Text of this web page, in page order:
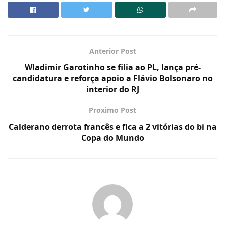
Anterior Post
Wladimir Garotinho se filia ao PL, lança pré-
candidatura e reforça apoio a Flávio Bolsonaro no
interior do RJ
Proximo Post
Calderano derrota francês e fica a 2 vitórias do bi na
Copa do Mundo